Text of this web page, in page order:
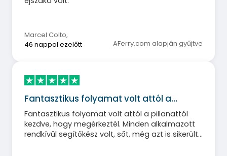
Marcel Colto,
46 nappal ezelőtt
AFerry.com alapján gyűjtve
Fantasztikus folyamat volt attól a…
Fantasztikus folyamat volt attól a pillanattól
kezdve, hogy megérkeztél. Minden alkalmazott
rendkívül segítőkész volt, sőt, még azt is sikerült